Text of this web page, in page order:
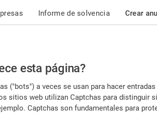
Informe de solvencia Crear
esta página?
("bots") a veces se usan para hacer
sitios web utilizan Captchas para distinguir
Captchas son fundamentales para